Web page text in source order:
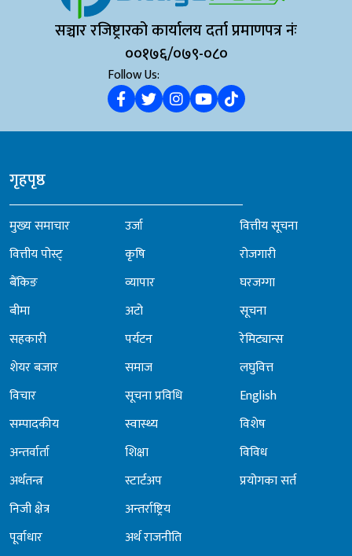
सञ्चार रजिष्ट्रारको कार्यालय दर्ता प्रमाणपत्र नंः
००१७६/०७९-०८०
Follow Us:
गृहपृष्ठ
मुख्य समाचार
वित्तीय पोस्ट्
बैंकिङ
बीमा
सहकारी
शेयर बजार
विचार
सम्पादकीय
अन्तर्वार्ता
अर्थतन्त्र
निजी क्षेत्र
पूर्वाधार
उर्जा
कृषि
व्यापार
अटो
पर्यटन
समाज
सूचना प्रविधि
स्वास्थ्य
शिक्षा
स्टार्टअप
अन्तर्राष्ट्रिय
अर्थ राजनीति
वित्तीय सूचना
रोजगारी
घरजग्गा
सूचना
रेमिट्यान्स
लघुवित्त
English
विशेष
विविध
प्रयोगका सर्त